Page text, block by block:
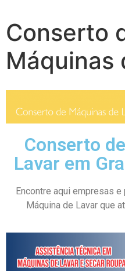
Conserto
Máquinas
Conserto
Lavar em
Encontre aqui empresas
Máquina de Lavar que